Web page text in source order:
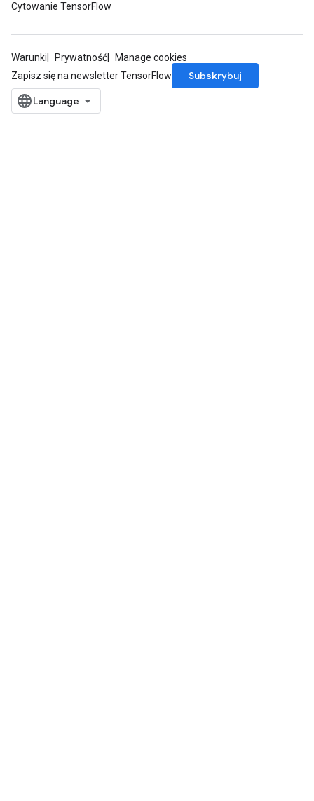
Cytowanie TensorFlow
Warunki Prywatność
Manage cookies
Zapisz się na newsletter TensorFlow
Subskrybuj